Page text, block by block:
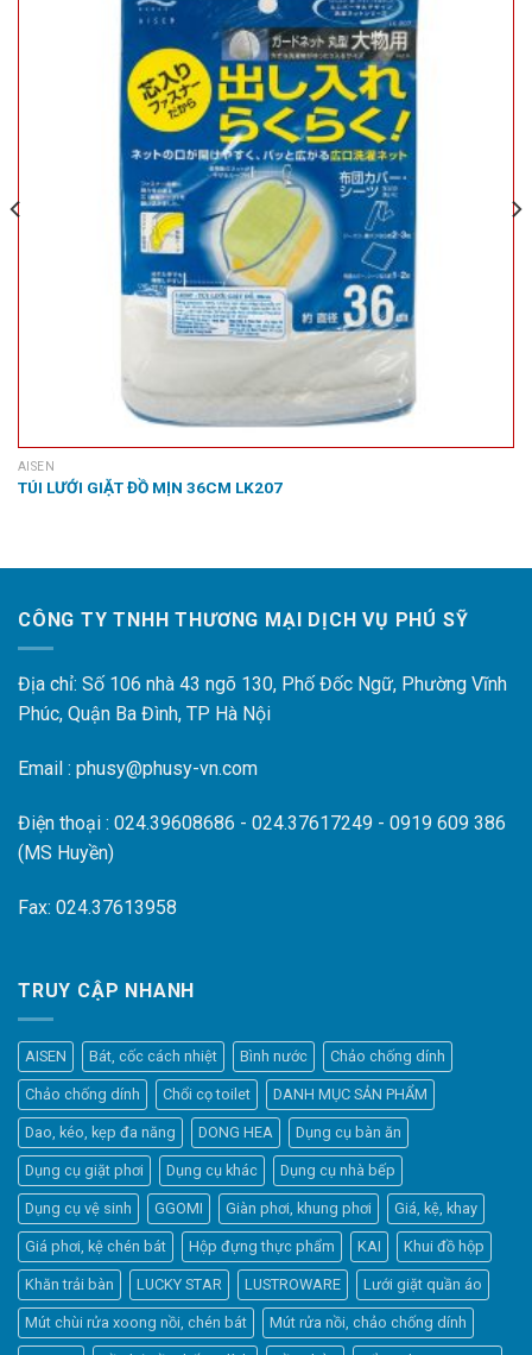
AISEN
TÚI LƯỚI GIẶT ĐỒ MỊN 36CM LK207
CÔNG TY TNHH THƯƠNG MẠI DỊCH VỤ PHÚ SỸ
Địa chỉ: Số 106 nhà 43 ngõ 130, Phố Đốc Ngữ, Phường Vĩnh
Phúc, Quận Ba Đình, TP Hà Nội
Email : phusy@phusy-vn.com
Điện thoại : 024.39608686 - 024.37617249 - 0919 609 386
(MS Huyền)
Fax: 024.37613958
TRUY CẬP NHANH
AISEN Bát, cốc cách nhiệt Bình nước Chảo chống dính
Chảo chống dính Chổi cọ toilet DANH MỤC SẢN PHẨM
Dao, kéo, kẹp đa năng DONG HEA Dụng cụ bàn ăn
Dụng cụ giặt phơi Dụng cụ khác Dụng cụ nhà bếp
Dụng cụ vệ sinh GGOMI Giàn phơi, khung phơi Giá, kệ, khay
Giá phơi, kệ chén bát Hộp đựng thực phẩm KAI Khui đồ hộp
Khăn trải bàn LUCKY STAR LUSTROWARE Lưới giặt quần áo
Mút chùi rửa xoong nồi, chén bát Mút rửa nồi, chảo chống dính
Elfsight
Typically replies within a day